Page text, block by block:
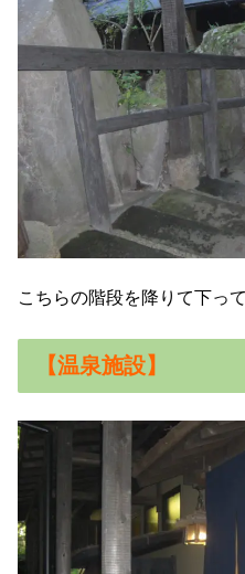
こちらの階段を降りて下っ
【温泉施設】